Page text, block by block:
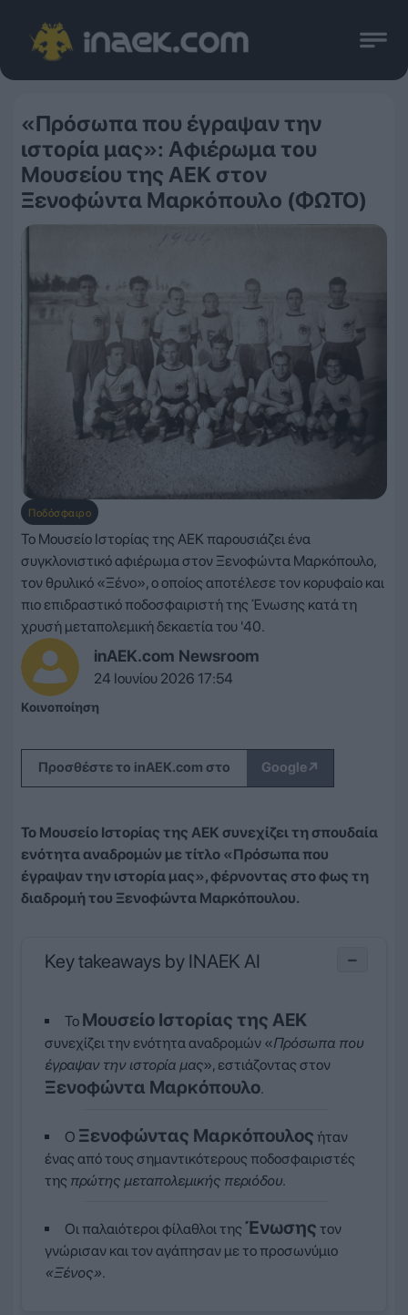
«Πρόσωπα που έγραψαν την
ιστορία μας»: Αφιέρωμα του
Μουσείου της ΑΕΚ στον
Ξενοφώντα Μαρκόπουλο (ΦΩΤΟ)
Ποδόσφαιρο
inAEK.com Newsroom
24 Ιουνίου 2026 17:54
Το Μουσείο Ιστορίας της ΑΕΚ παρουσιάζει ένα
συγκλονιστικό αφιέρωμα στον Ξενοφώντα Μαρκόπουλο,
τον θρυλικό «Ξένο», ο οποίος αποτέλεσε τον κορυφαίο και
πιο επιδραστικό ποδοσφαιριστή της Ένωσης κατά τη
χρυσή μεταπολεμική δεκαετία του '40.
Κοινοποίηση
Προσθέστε το inAEK.com στο Google↗
Το Μουσείο Ιστορίας της ΑΕΚ συνεχίζει τη σπουδαία
ενότητα αναδρομών με τίτλο «Πρόσωπα που
έγραψαν την ιστορία μας», φέρνοντας στο φως τη
διαδρομή του Ξενοφώντα Μαρκόπουλου.
Key takeaways by INAEK AI −
Το Μουσείο Ιστορίας της ΑΕΚ
συνεχίζει την ενότητα αναδρομών «Πρόσωπα που
έγραψαν την ιστορία μας», εστιάζοντας στον
Ξενοφώντα Μαρκόπουλο.
Ο Ξενοφώντας Μαρκόπουλος ήταν
ένας από τους σημαντικότερους ποδοσφαιριστές
της πρώτης μεταπολεμικής περιόδου.
Οι παλαιότεροι φίλαθλοι της Ένωσης τον
γνώρισαν και τον αγάπησαν με το προσωνύμιο
«Ξένος».